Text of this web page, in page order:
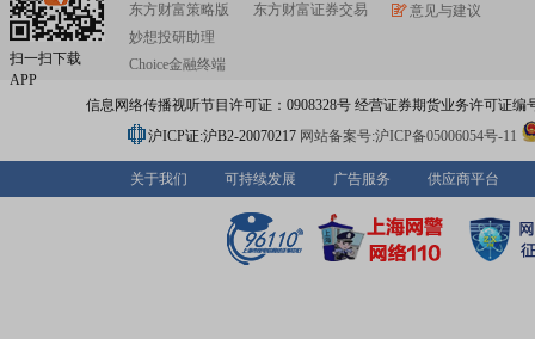
扫一扫下载
APP
东方财富策略版
妙想投研助理
Choice金融终端
东方财富证券交易
意见与建议
信息网络传播视听节目许可证：0908328号 经营证券期货业务许可证编
沪ICP证:沪B2-20070217 网站备案号:沪ICP备05006054号-11
关于我们 可持续发展 广告服务 供应商平台